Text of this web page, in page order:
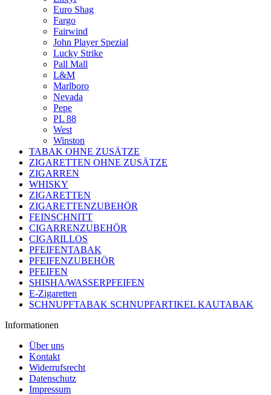
Euro Shag
Fargo
Fairwind
John Player Spezial
Lucky Strike
Pall Mall
L&M
Marlboro
Nevada
Pepe
PL 88
West
Winston
TABAK OHNE ZUSÄTZE
ZIGARETTEN OHNE ZUSÄTZE
ZIGARREN
WHISKY
ZIGARETTEN
ZIGARETTENZUBEHÖR
FEINSCHNITT
CIGARRENZUBEHÖR
CIGARILLOS
PFEIFENTABAK
PFEIFENZUBEHÖR
PFEIFEN
SHISHA/WASSERPFEIFEN
E-Zigaretten
SCHNUPFTABAK SCHNUPFARTIKEL KAUTABAK
Informationen
Über uns
Kontakt
Widerrufsrecht
Datenschutz
Impressum